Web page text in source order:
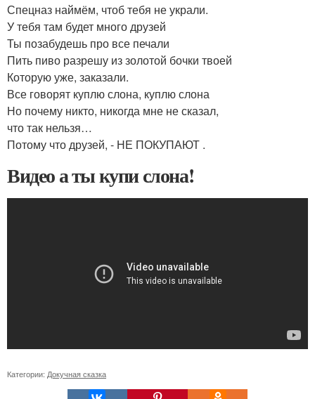
Спецназ наймём, чтоб тебя не украли.
У тебя там будет много друзей
Ты позабудешь про все печали
Пить пиво разрешу из золотой бочки твоей
Которую уже, заказали.
Все говорят куплю слона, куплю слона
Но почему никто, никогда мне не сказал,
что так нельзя…
Потому что друзей, - НЕ ПОКУПАЮТ .
Видео а ты купи слона!
Категории: Докучная сказка